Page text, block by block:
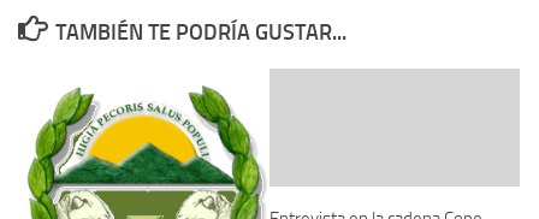
TAMBIÉN TE PODRÍA GUSTAR...